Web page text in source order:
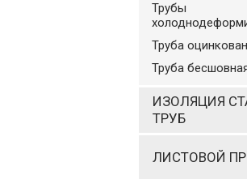
Трубы
Труба
Труба
ИЗОЛЯЦИЯ
ТРУБ
ЛИСТОВОЙ